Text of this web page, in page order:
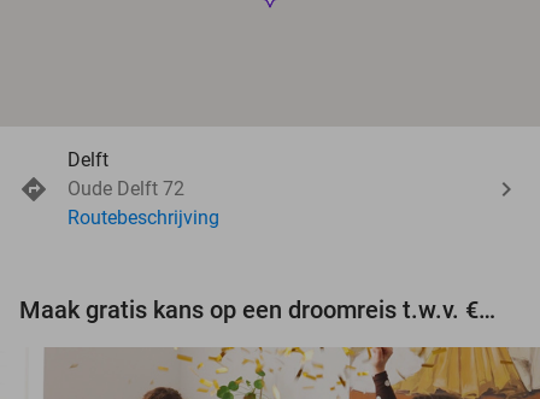
Delft
Oude Delft 72
Routebeschrijving
Maak gratis kans op een droomreis t.w.v. €3.000!